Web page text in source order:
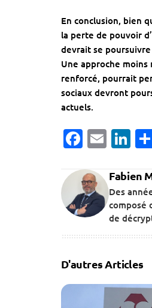
En conclusion, bien
la perte de pouvoir
devrait se
Une approche
renforcé, pourrait
sociaux devront
actuels.
Fabien
Des
composé
de
D'autres Articles